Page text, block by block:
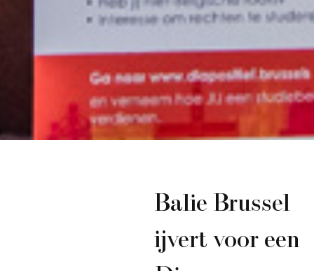
Balie Brussel
ijvert voor een